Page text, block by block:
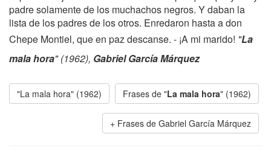
padre solamente de los muchachos negros. Y daban la
lista de los padres de los otros. Enredaron hasta a don
Chepe Montiel, que en paz descanse. - ¡A mi marido! "La
mala hora" (1962), Gabriel García Márquez
"La mala hora" (1962) Frases de "La mala hora" (1962)
Frases de Gabriel García Márquez